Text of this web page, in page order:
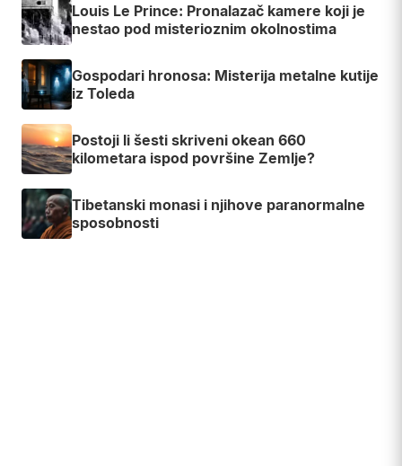
Louis Le Prince: Pronalazač kamere koji je
nestao pod misterioznim okolnostima
Gospodari hronosa: Misterija metalne kutije
iz Toleda
Postoji li šesti skriveni okean 660
kilometara ispod površine Zemlje?
Tibetanski monasi i njihove paranormalne
sposobnosti